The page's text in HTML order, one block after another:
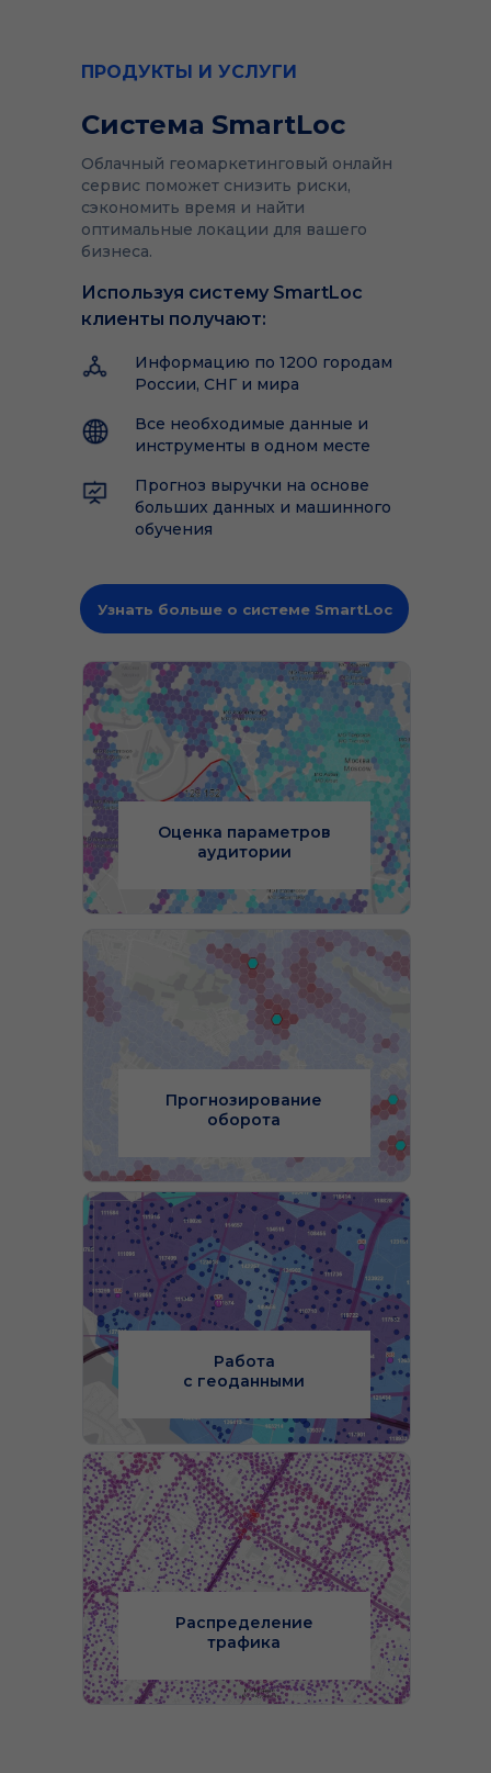
Система SmartLoc
Облачный геомаркетинговый онлайн
сервис поможет снизить риски,
сэкономить время и найти
оптимальные локации для вашего
бизнеса.
Используя систему SmartLoc
клиенты получают:
Узнать больше о системе SmartLoc
Информацию по 1200 городам
России, СНГ и мира
Все необходимые данные и
инструменты в одном месте
Прогноз выручки на основе
больших данных и машинного
обучения
ПРОДУКТЫ И УСЛУГИ
Оценка параметров
аудитории
Работа
с геоданными
Прогнозирование
оборота
Распределение
трафика